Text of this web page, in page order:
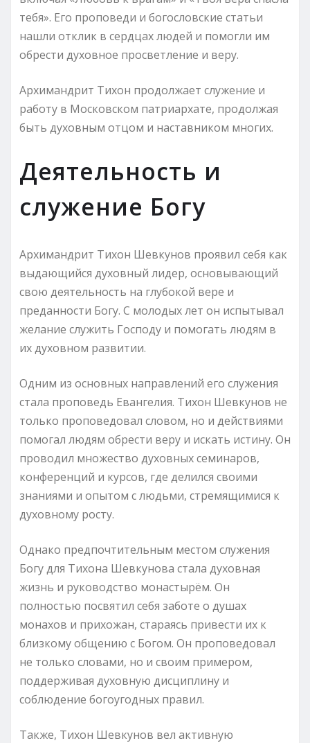
тебя». Его проповеди и богословские статьи
нашли отклик в сердцах людей и помогли им
обрести духовное просветление и веру.
Архимандрит Тихон продолжает служение и
работу в Московском патриархате, продолжая
быть духовным отцом и наставником многих.
Деятельность и
служение Богу
Архимандрит Тихон Шевкунов проявил себя как
выдающийся духовный лидер, основывающий
свою деятельность на глубокой вере и
преданности Богу. С молодых лет он испытывал
желание служить Господу и помогать людям в
их духовном развитии.
Одним из основных направлений его служения
стала проповедь Евангелия. Тихон Шевкунов не
только проповедовал словом, но и действиями
помогал людям обрести веру и искать истину. Он
проводил множество духовных семинаров,
конференций и курсов, где делился своими
знаниями и опытом с людьми, стремящимися к
духовному росту.
Однако предпочтительным местом служения
Богу для Тихона Шевкунова стала духовная
жизнь и руководство монастырём. Он
полностью посвятил себя заботе о душах
монахов и прихожан, стараясь привести их к
близкому общению с Богом. Он проповедовал
не только словами, но и своим примером,
поддерживая духовную дисциплину и
соблюдение богоугодных правил.
Также, Тихон Шевкунов вел активную